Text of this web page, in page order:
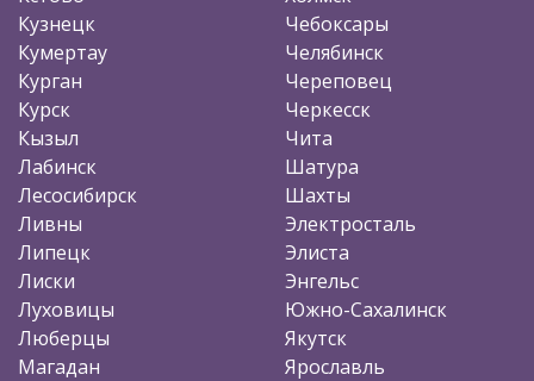
Кузнецк
Кумертау
Курган
Курск
Кызыл
Лабинск
Лесосибирск
Ливны
Липецк
Лиски
Луховицы
Люберцы
Магадан
Чебоксары
Челябинск
Череповец
Черкесск
Чита
Шатура
Шахты
Электросталь
Элиста
Энгельс
Южно-Сахалинск
Якутск
Ярославль